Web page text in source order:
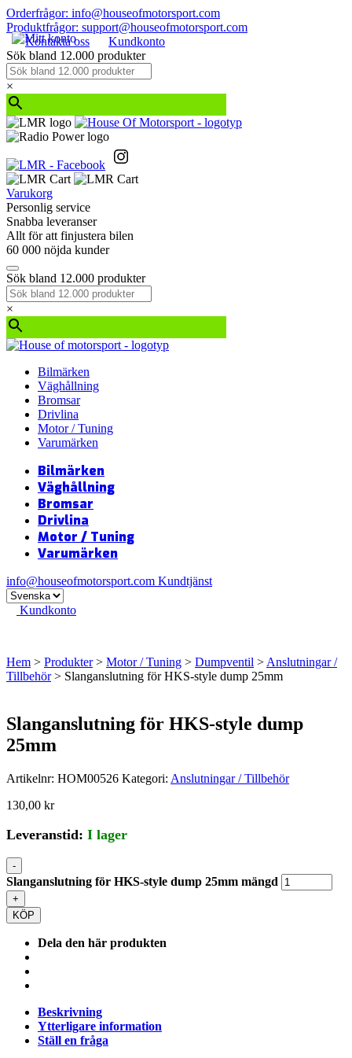
Orderfrågor: info@houseofmotorsport.com
Produktfrågor: support@houseofmotorsport.com
Kontakta oss
Kundkonto
Sök bland 12.000 produkter
×
Varukorg
Personlig service
Snabba leveranser
Allt för att finjustera bilen
60 000 nöjda kunder
Sök bland 12.000 produkter
×
Bilmärken
Väghållning
Bromsar
Drivlina
Motor / Tuning
Varumärken
Bilmärken
Väghållning
Bromsar
Drivlina
Motor / Tuning
Varumärken
info@houseofmotorsport.com Kundtjänst
Kundkonto
Hem > Produkter> Motor / Tuning > Dumpventil > Anslutningar /
Tillbehör> Slanganslutning för HKS-style dump 25mm
Slanganslutning för HKS-style dump
25mm
Artikelnr: HOM00526 Kategori: Anslutningar / Tillbehör
130,00 kr
Leveranstid: I lager
-
Slanganslutning för HKS-style dump 25mm mängd
+
KÖP
Dela den här produkten
Beskrivning
Ytterligare information
Ställ en fråga